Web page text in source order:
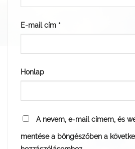
E-mail cím *
Honlap
A nevem, e-mail címem, és
mentése a böngészőben a